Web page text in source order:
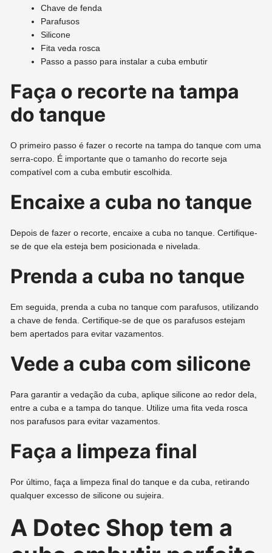
Chave de fenda
Parafusos
Silicone
Fita veda rosca
Passo a passo para instalar a cuba embutir
Faça o recorte na tampa
do tanque
O primeiro passo é fazer o recorte na tampa do tanque com uma
serra-copo. É importante que o tamanho do recorte seja
compatível com a cuba embutir escolhida.
Encaixe a cuba no tanque
Depois de fazer o recorte, encaixe a cuba no tanque. Certifique-
se de que ela esteja bem posicionada e nivelada.
Prenda a cuba no tanque
Em seguida, prenda a cuba no tanque com parafusos, utilizando
a chave de fenda. Certifique-se de que os parafusos estejam
bem apertados para evitar vazamentos.
Vede a cuba com silicone
Para garantir a vedação da cuba, aplique silicone ao redor dela,
entre a cuba e a tampa do tanque. Utilize uma fita veda rosca
nos parafusos para evitar vazamentos.
Faça a limpeza final
Por último, faça a limpeza final do tanque e da cuba, retirando
qualquer excesso de silicone ou sujeira.
A Dotec Shop tem a